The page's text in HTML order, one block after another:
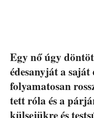
Egy nő úgy
édesanyját a
folyamatosan
tett róla és a
külsejükre és